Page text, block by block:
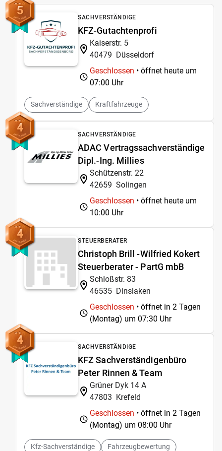
5 SACHVERSTÄNDIGE
KFZ-Gutachtenprofi
Kaiserstr. 5
40479 Düsseldorf
Geschlossen • öffnet heute um
07:00 Uhr
Sachverständige Kraftfahrzeuge
4 SACHVERSTÄNDIGE
ADAC Vertragssachverständige
Dipl.-Ing. Millies
Schützenstr. 22
42659 Solingen
Geschlossen • öffnet heute um
10:00 Uhr
4 STEUERBERATER
Christoph Brill -Wilfried Kokert
Steuerberater - PartG mbB
Schloßstr. 83
46535 Dinslaken
Geschlossen • öffnet in 2 Tagen
(Montag) um 07:30 Uhr
4 SACHVERSTÄNDIGE
KFZ Sachverständigenbüro
Peter Rinnen & Team
Grüner Dyk 14 A
47803 Krefeld
Geschlossen • öffnet in 2 Tagen
(Montag) um 08:00 Uhr
Kfz-Sachverständige Fahrzeugbewertung